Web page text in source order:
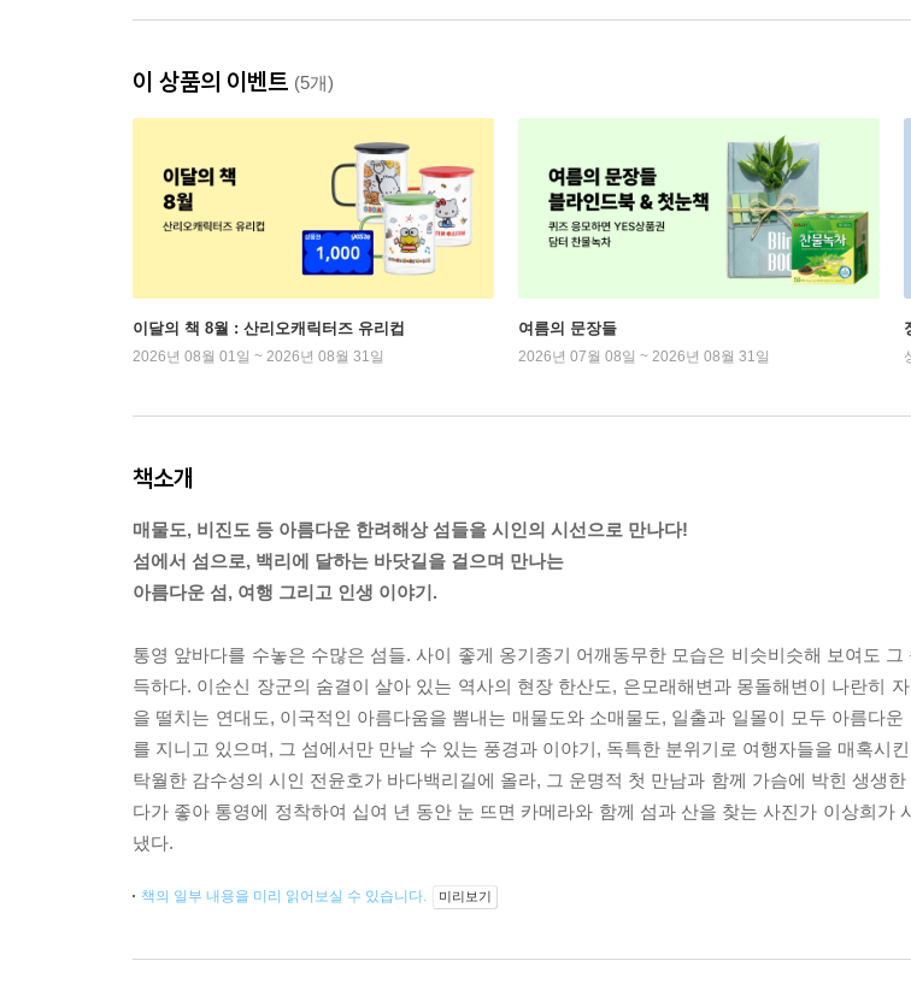
이 상품의 이벤트 (5개)
이달의 책 8월 : 산리오캐릭터즈 유리컵
2026년 08월 01일 ~ 2026년 08월 31일
여름의 문장들
2026년 07월 08일 ~ 2026년 08월 31일
책소개
매물도, 비진도 등 아름다운 한려해상 섬들을 시인의 시선으로 만나다!
섬에서 섬으로, 백리에 달하는 바닷길을 걸으며 만나는
아름다운 섬, 여행 그리고 인생 이야기.
통영 앞바다를 수놓은 수많은 섬들. 사이 좋게 옹기종기 어깨동무한 모습은 비슷비슷해 보여도
득하다. 이순신 장군의 숨결이 살아 있는 역사의 현장 한산도, 은모래해변과 몽돌해변이 나란히
을 떨치는 연대도, 이국적인 아름다움을 뽐내는 매물도와 소매물도, 일출과 일몰이 모두 아름다
를 지니고 있으며, 그 섬에서만 만날 수 있는 풍경과 이야기, 독특한 분위기로 여행자들을 매혹시
탁월한 감수성의 시인 전윤호가 바다백리길에 올라, 그 운명적 첫 만남과 함께 가슴에 박힌 생생
다가 좋아 통영에 정착하여 십여 년 동안 눈 뜨면 카메라와 함께 섬과 산을 찾는 사진가 이상희가
냈다.
책의 일부 내용을 미리 읽어보실 수 있습니다. 미리보기